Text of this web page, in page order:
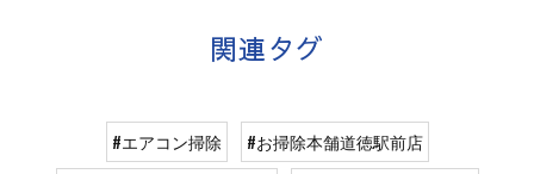
関連タグ
#エアコン掃除
#お掃除本舗道徳駅前店